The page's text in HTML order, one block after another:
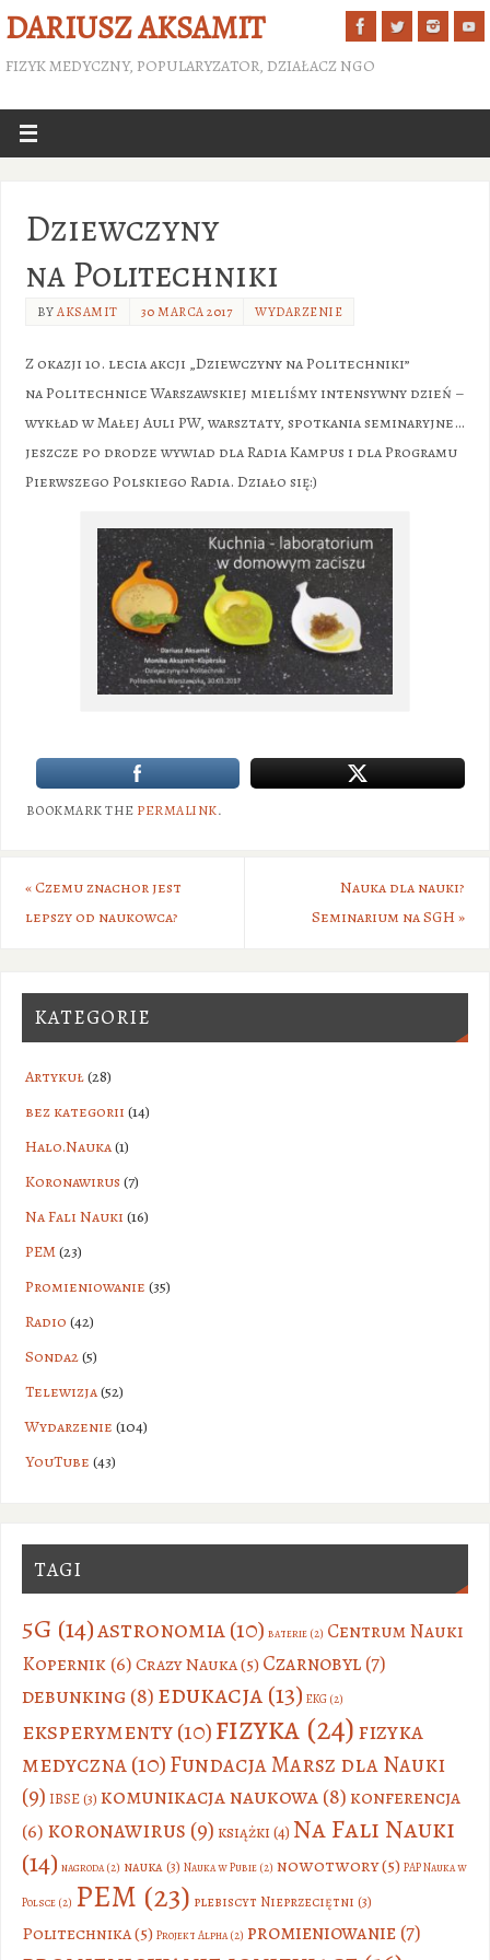
DARIUSZ AKSAMIT
FIZYK MEDYCZNY, POPULARYZATOR, DZIAŁACZ NGO
Dziewczyny
na Politechniki
BYAKSAMIT 30 MARCA 2017 WYDARZENIE
Z okazji 10. lecia akcji „Dziewczyny na Politechniki”
na Politechnice Warszawskiej mieliśmy intensywny dzień –
wykład w Małej Auli PW, warsztaty, spotkania seminaryjne…
jeszcze po drodze wywiad dla Radia Kampus i dla Programu
Pierwszego Polskiego Radia. Działo się:)
BOOKMARK THE PERMALINK.
«Czemu znachor jest
lepszy od naukowca?
Nauka dla nauki?
Seminarium na SGH»
KATEGORIE
Artykuł(28)
bez kategorii (14)
Halo.Nauka(1)
Koronawirus (7)
Na Fali Nauki (16)
PEM(23)
Promieniowanie (35)
Radio (42)
Sonda2(5)
Telewizja(52)
Wydarzenie (104)
YouTube (43)
TAGI
5G (14)astronomia(10) baterie(2) Centrum Nauki
Kopernik(6)Crazy Nauka(5)Czarnobyl(7)
debunking (8)edukacja(13) EKG(2)
eksperymenty(10)fizyka(24)fizyka
medyczna(10)Fundacja Marsz dla Nauki
(9) IBSE(3) komunikacja naukowa(8) konferencja
(6) koronawirus (9) książki (4) Na Fali Nauki
(14) nagroda(2) nauka(3) Nauka w Pubie(2) nowotwory(5) PAP Nauka w
Polsce(2) PEM (23) plebiscyt Nieprzeciętni (3)
Politechnika(5) Projekt Alpha(2) promieniowanie(7)